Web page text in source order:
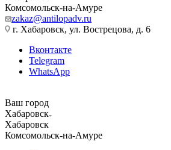
Комсомольск-на-Амуре
zakaz@antilopadv.ru
г. Хабаровск, ул. Вострецова, д. 6
Вконтакте
Telegram
WhatsApp
Ваш город
Хабаровск
Хабаровск
Комсомольск-на-Амуре